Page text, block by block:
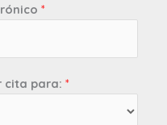
*
cita para: *